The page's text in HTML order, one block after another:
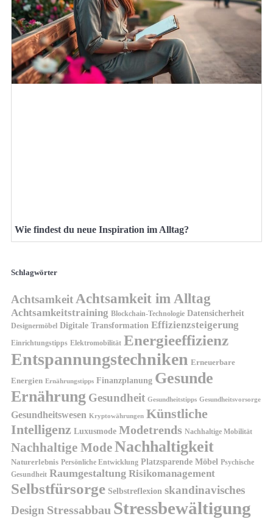
Wie findest du neue Inspiration im Alltag?
Schlagwörter
AchtsamkeitAchtsamkeit im Alltag
Achtsamkeitstraining Blockchain-Technologie Datensicherheit
Designermöbel Digitale Transformation Effizienzsteigerung
Einrichtungstipps Elektromobilität Energieeffizienz
Entspannungstechniken Erneuerbare
Energien Ernährungstipps Finanzplanung Gesunde
Ernährung Gesundheit Gesundheitstipps Gesundheitsvorsorge
Gesundheitswesen Kryptowährungen Künstliche
Intelligenz Luxusmode Modetrends Nachhaltige Mobilität
Nachhaltige ModeNachhaltigkeit
Naturerlebnis Persönliche Entwicklung Platzsparende Möbel Psychische
Gesundheit Raumgestaltung Risikomanagement
Selbstfürsorge Selbstreflexion skandinavisches
Design Stressabbau Stressbewältigung